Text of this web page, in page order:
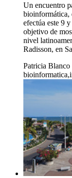
Un encuentro
bioinformática,
efectúa este 9
objetivo de
nivel
Radisson, en
Patricia Blanco